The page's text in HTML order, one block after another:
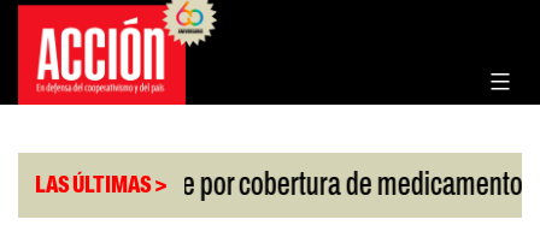
Saltar
contenido
LAS ÚLTIMAS >
de la Corte por cobertura de medicamentos |